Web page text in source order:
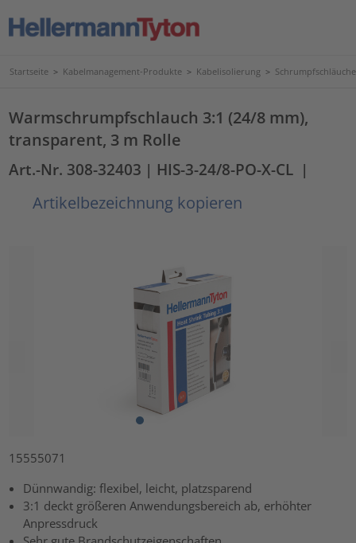
Startseite > Kabelmanagement-Produkte > Kabelisolierung > Schrumpfschläuche
Warmschrumpfschlauch 3:1 (24/8 mm),
transparent, 3 m Rolle
Art.-Nr. 308-32403 | HIS-3-24/8-PO-X-CL |
Artikelbezeichnung kopieren
15555071
Dünnwandig: flexibel, leicht, platzsparend
3:1 deckt größeren Anwendungsbereich ab, erhöhter
Anpressdruck